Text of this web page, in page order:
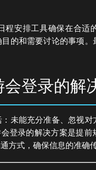
程安排工具确保在合适
的和需要讨论的事项
登录的解
未能充分准备、忽视
登录的解决方案是提前
方式，确保信息的准确